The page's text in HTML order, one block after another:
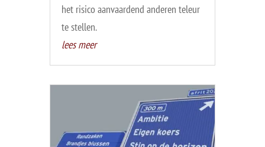
het risico aanvaardend anderen teleur
te stellen.
lees meer